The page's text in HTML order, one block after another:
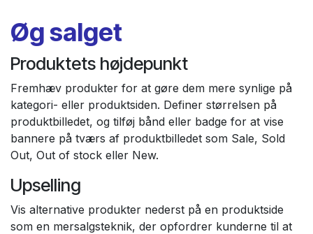
Øg salget
Produktets højdepunkt
Fremhæv produkter for at gøre dem mere synlige på
kategori- eller produktsiden. Definer størrelsen på
produktbilledet, og tilføj bånd eller badge for at vise
bannere på tværs af produktbilledet som Sale, Sold
Out, Out of stock eller New.
Upselling
Vis alternative produkter nederst på en produktside
som en mersalgsteknik, der opfordrer kunderne til at